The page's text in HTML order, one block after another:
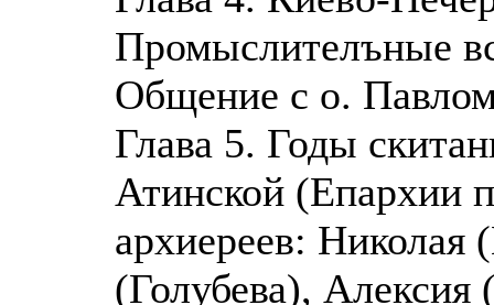
Промыслителъные
Общение с о.
Глава 5. Годы
Атинской (Епархии
архиереев: Николая
(Голубева), Алексия